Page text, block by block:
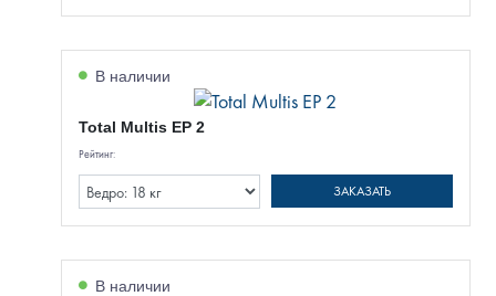
В наличии
Total Multis EP 2
Рейтинг:
ЗАКАЗАТЬ
В наличии